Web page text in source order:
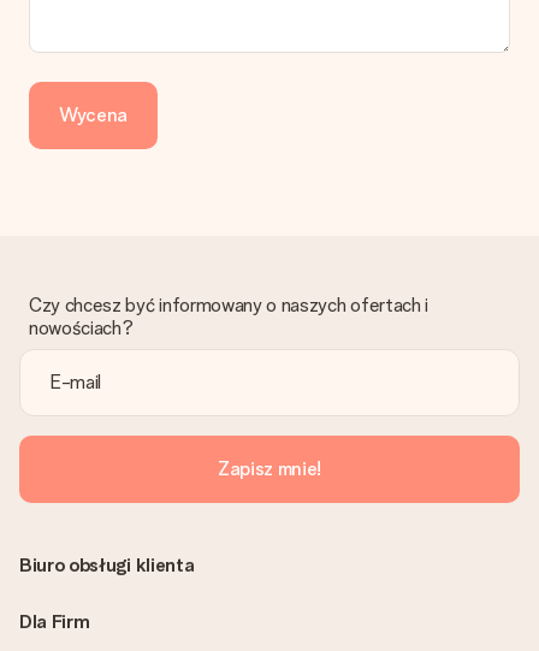
Dotpay, karta kredytowa, lub przelew bankowy. W przypadku
dni przedłużenia dostawy - kwota musi zostać zaksięgowana,
aby zamówienie trafiło do produkcji. Robiąc przelew, należy
wybrać Przelew Krajowy Europejski.
Czy faktura jest wysyłana razem z zamówieniem?
Żaden rachunek lub faktura nie jest wysyłany z zamówieniem.
Możesz ją również znaleźć na koncie MySurprise. Dzięki temu
możesz wysłać prezent bezpośrednio do odbiorcy, co będzie
prawdziwą niespodzianką!
Wycena
Czy chcesz być informowany o naszych ofertach i
nowościach?
Zapisz mnie!
Biuro obsługi klienta
Dla Firm